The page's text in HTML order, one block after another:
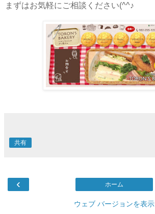
まずはお気軽にご相談ください(^^♪
共有
‹ ホーム
ウェブ バージョンを表示